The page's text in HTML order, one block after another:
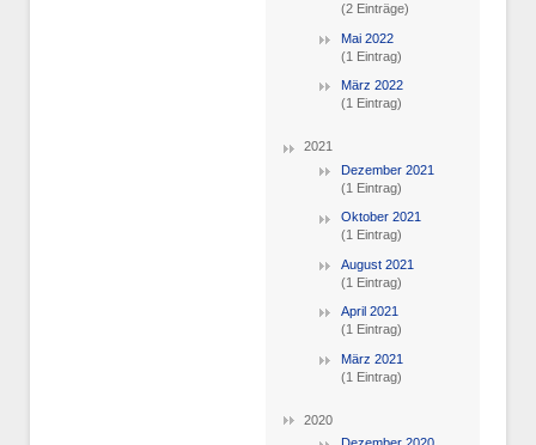
(2 Einträge)
Mai 2022
(1 Eintrag)
März 2022
(1 Eintrag)
2021
Dezember 2021
(1 Eintrag)
Oktober 2021
(1 Eintrag)
August 2021
(1 Eintrag)
April 2021
(1 Eintrag)
März 2021
(1 Eintrag)
2020